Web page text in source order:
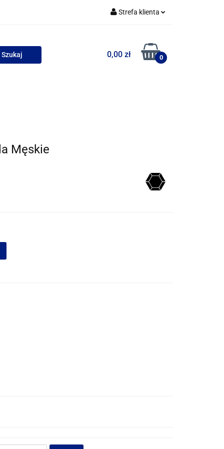
Strefa klienta
Zarejestruj się
0,00 zł 0
Męskie